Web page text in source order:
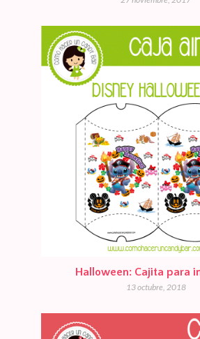
Halloween: Cajita para
13 octubre, 2018